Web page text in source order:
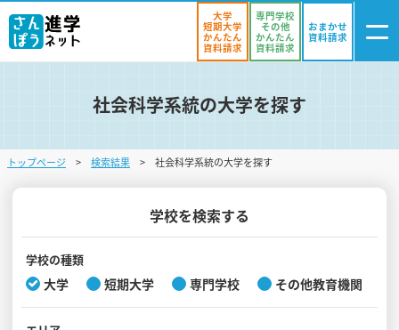
ログイン
・登録
気になる
学校を探す
オープンキャンパスを探す
入試・受験入門
大学
短期大学
かんたん
資料請求
専門学校
その他
かんたん
資料請求
おまかせ
資料請求
社会科学系統の大学を探す
トップページ 検索結果 社会科学系統の大学を探す
学校を検索する
学校の種類
大学 短期大学 専門学校 その他教育機関